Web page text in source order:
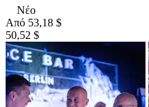
Νέο
Από 53,18 $
50,52 $